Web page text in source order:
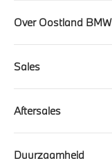
Over Oostland BMW
Sales
Aftersales
Duurzaamheid